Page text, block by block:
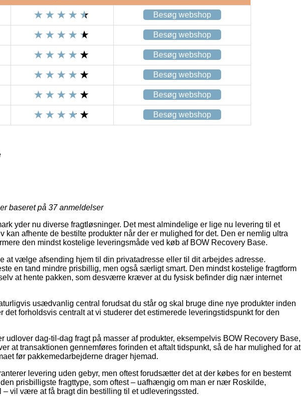
Besøg webshop
Besøg webshop
Besøg webshop
Besøg webshop
Besøg webshop
Besøg webshop
baseret på 37anmeldelser
yder nu diverse fragtløsninger. Det mest almindelige er lige nu levering til et
kan afhente de bestilte produkter når der er mulighed for det. Den er nemlig ultra
den mindst kostelige leveringsmåde ved køb af BOW Recovery Base.
at vælge afsending hjem til din privatadresse eller til dit arbejdes adresse.
en tand mindre prisbillig, men også særligt smart. Den mindst kostelige fragtform
at hente pakken, som desværre kræver at du fysisk befinder dig nær internet
usædvanlig central forudsat du står og skal bruge dine nye produkter inden
det forholdsvis centralt at vi studerer det estimerede leveringstidspunkt for den
udlover dag-til-dag fragt på masser af produkter, eksempelvis BOW Recovery Base,
at transaktionen gennemføres forinden et aftalt tidspunkt, så de har mulighed for at
før pakkemedarbejderne drager hjemad.
levering uden gebyr, men oftest forudsætter det at der købes for en bestemt
prisbilligste fragttype, som oftest – uafhængig om man er nær Roskilde,
– vil være at få bragt din bestilling til et udleveringssted.